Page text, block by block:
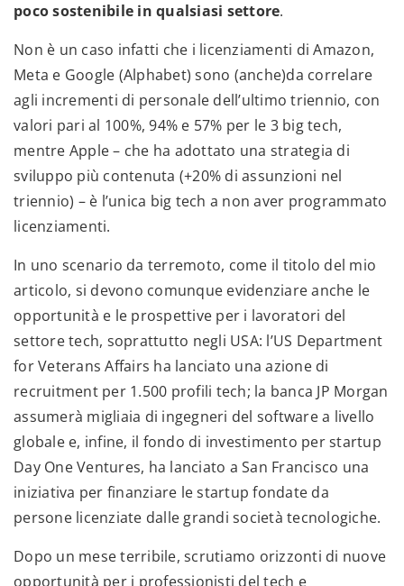
poco sostenibile in qualsiasi settore.
Non è un caso infatti che i licenziamenti di Amazon,
Meta e Google (Alphabet) sono (anche)da correlare
agli incrementi di personale dell’ultimo triennio, con
valori pari al 100%, 94% e 57% per le 3 big tech,
mentre Apple – che ha adottato una strategia di
sviluppo più contenuta (+20% di assunzioni nel
triennio) – è l’unica big tech a non aver programmato
licenziamenti.
In uno scenario da terremoto, come il titolo del mio
articolo, si devono comunque evidenziare anche le
opportunità e le prospettive per i lavoratori del
settore tech, soprattutto negli USA: l’US Department
for Veterans Affairs ha lanciato una azione di
recruitment per 1.500 profili tech; la banca JP Morgan
assumerà migliaia di ingegneri del software a livello
globale e, infine, il fondo di investimento per startup
Day One Ventures, ha lanciato a San Francisco una
iniziativa per finanziare le startup fondate da
persone licenziate dalle grandi società tecnologiche.
Dopo un mese terribile, scrutiamo orizzonti di nuove
opportunità per i professionisti del tech e